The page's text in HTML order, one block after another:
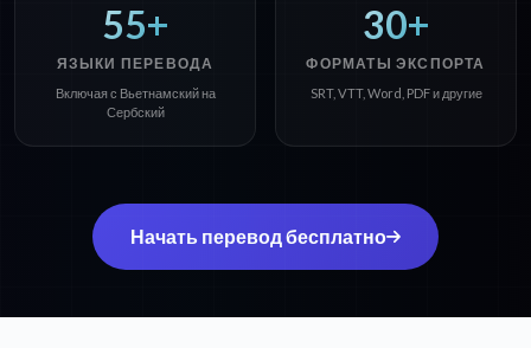
55+
ЯЗЫКИ ПЕРЕВОДА
Включая с Вьетнамский на
Сербский
30+
ФОРМАТЫ ЭКСПОРТА
SRT, VTT, Word, PDF и другие
Начать перевод бесплатно